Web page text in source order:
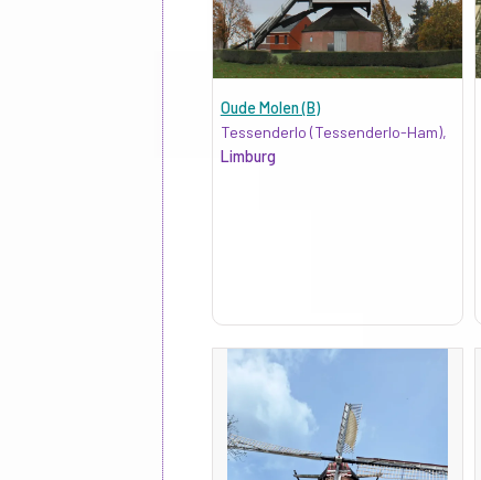
Oude Molen (B)
Tessenderlo (Tessenderlo-Ham),
Limburg